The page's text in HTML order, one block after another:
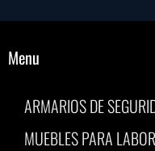
Menu
ARMARIOS DE
MUEBLES PARA